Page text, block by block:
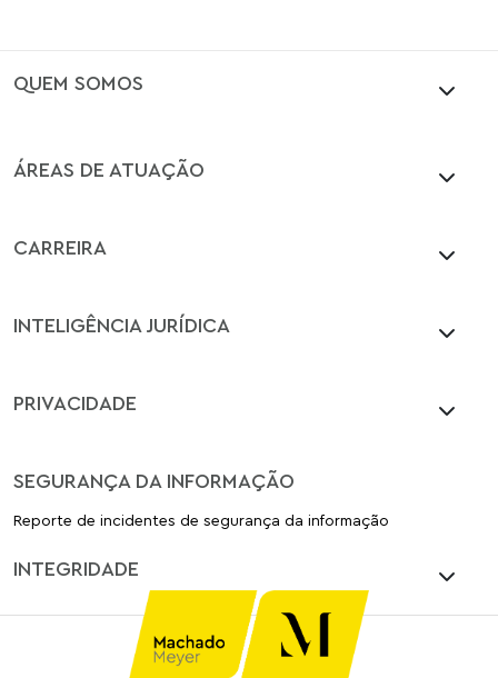
QUEM SOMOS
ÁREAS DE ATUAÇÃO
CARREIRA
INTELIGÊNCIA JURÍDICA
PRIVACIDADE
SEGURANÇA DA INFORMAÇÃO
Reporte de incidentes de segurança da informação
INTEGRIDADE